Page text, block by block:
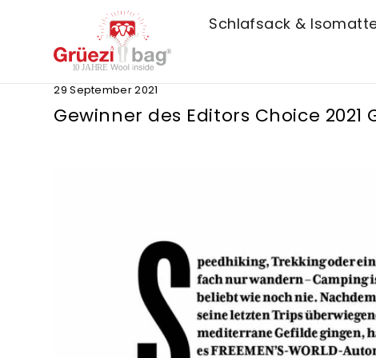
Schlafsack &
29 September 2021
Gewinner des Editors Choice 2021